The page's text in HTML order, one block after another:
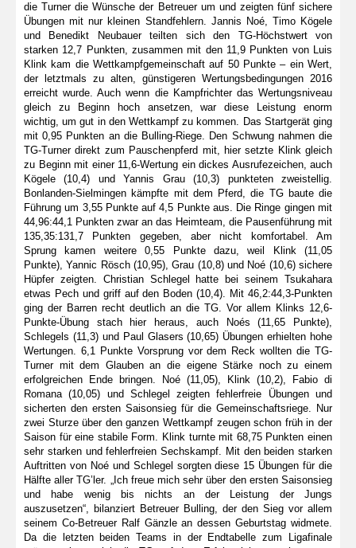
die Turner die Wünsche der Betreuer um und zeigten fünf sichere
Übungen mit nur kleinen Standfehlern. Jannis Noé, Timo Kögele
und Benedikt Neubauer teilten sich den TG-Höchstwert von
starken 12,7 Punkten, zusammen mit den 11,9 Punkten von Luis
Klink kam die Wettkampfgemeinschaft auf 50 Punkte – ein Wert,
der letztmals zu alten, günstigeren Wertungsbedingungen 2016
erreicht wurde. Auch wenn die Kampfrichter das Wertungsniveau
gleich zu Beginn hoch ansetzen, war diese Leistung enorm
wichtig, um gut in den Wettkampf zu kommen. Das Startgerät ging
mit 0,95 Punkten an die Bulling-Riege. Den Schwung nahmen die
TG-Turner direkt zum Pauschenpferd mit, hier setzte Klink gleich
zu Beginn mit einer 11,6-Wertung ein dickes Ausrufezeichen, auch
Kögele (10,4) und Yannis Grau (10,3) punkteten zweistellig.
Bonlanden-Sielmingen kämpfte mit dem Pferd, die TG baute die
Führung um 3,55 Punkte auf 4,5 Punkte aus. Die Ringe gingen mit
44,96:44,1 Punkten zwar an das Heimteam, die Pausenführung mit
135,35:131,7 Punkten gegeben, aber nicht komfortabel. Am
Sprung kamen weitere 0,55 Punkte dazu, weil Klink (11,05
Punkte), Yannic Rösch (10,95), Grau (10,8) und Noé (10,6) sichere
Hüpfer zeigten. Christian Schlegel hatte bei seinem Tsukahara
etwas Pech und griff auf den Boden (10,4). Mit 46,2:44,3-Punkten
ging der Barren recht deutlich an die TG. Vor allem Klinks 12,6-
Punkte-Übung stach hier heraus, auch Noés (11,65 Punkte),
Schlegels (11,3) und Paul Glasers (10,65) Übungen erhielten hohe
Wertungen. 6,1 Punkte Vorsprung vor dem Reck wollten die TG-
Turner mit dem Glauben an die eigene Stärke noch zu einem
erfolgreichen Ende bringen. Noé (11,05), Klink (10,2), Fabio di
Romana (10,05) und Schlegel zeigten fehlerfreie Übungen und
sicherten den ersten Saisonsieg für die Gemeinschaftsriege. Nur
zwei Sturze über den ganzen Wettkampf zeugen schon früh in der
Saison für eine stabile Form. Klink turnte mit 68,75 Punkten einen
sehr starken und fehlerfreien Sechskampf. Mit den beiden starken
Auftritten von Noé und Schlegel sorgten diese 15 Übungen für die
Hälfte aller TG’ler. „Ich freue mich sehr über den ersten Saisonsieg
und habe wenig bis nichts an der Leistung der Jungs
auszusetzen“, bilanziert Betreuer Bulling, der den Sieg vor allem
seinem Co-Betreuer Ralf Gänzle an dessen Geburtstag widmete.
Da die letzten beiden Teams in der Endtabelle zum Ligafinale